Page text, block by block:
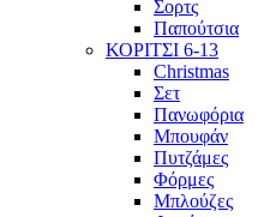
Σορτς
Παπούτσια
ΚΟΡΙΤΣΙ 6-13
Christmas
Σετ
Πανωφόρια
Μπουφάν
Πυτζάμες
Φόρμες
Μπλούζες